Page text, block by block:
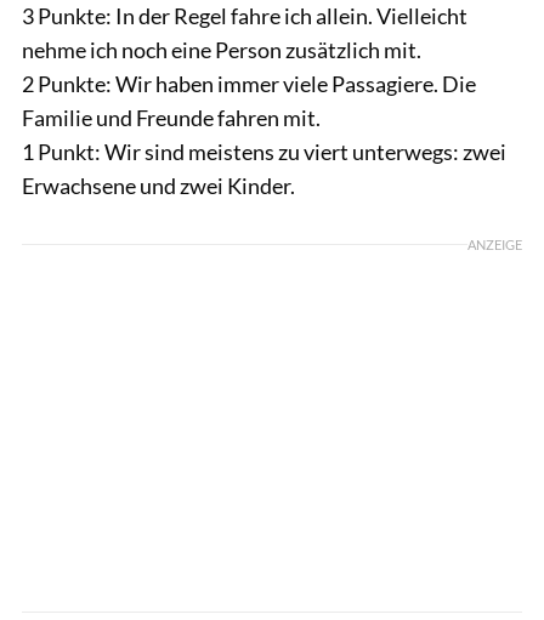
3 Punkte: In der Regel fahre ich allein. Vielleicht
nehme ich noch eine Person zusätzlich mit.
2 Punkte: Wir haben immer viele Passagiere. Die
Familie und Freunde fahren mit.
1 Punkt: Wir sind meistens zu viert unterwegs: zwei
Erwachsene und zwei Kinder.
ANZEIGE